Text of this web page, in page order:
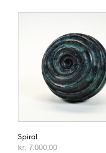
Spiral
kr. 7.000,00